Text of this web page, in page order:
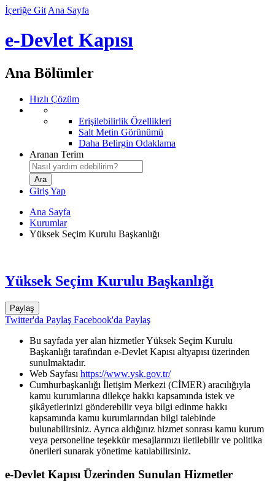
İçeriğe Git Ana Sayfa
e-Devlet Kapısı
Ana Bölümler
Hızlı Çözüm
Erişilebilirlik Özellikleri
Salt Metin Görünümü
Daha Belirgin Odaklama
Aranan Terim
Giriş Yap
Ana Sayfa
Kurumlar
Yüksek Seçim Kurulu Başkanlığı
Yüksek Seçim Kurulu Başkanlığı
Paylaş
Twitter'da Paylaş Facebook'da Paylaş
Bu sayfada yer alan hizmetler Yüksek Seçim Kurulu
Başkanlığı tarafından e-Devlet Kapısı altyapısı üzerinden
sunulmaktadır.
Web Sayfası https://www.ysk.gov.tr/
Cumhurbaşkanlığı İletişim Merkezi (CİMER) aracılığıyla
kamu kurumlarına dilekçe hakkı kapsamında istek ve
şikâyetlerinizi gönderebilir veya bilgi edinme hakkı
kapsamında kamu kurumlarından bilgi talebinde
bulunabilirsiniz. Ayrıca aldığınız hizmet sonrası kamu kurum
veya personeline teşekkür mesajlarınızı iletilebilir ve politika
önerileri sunarak yönetime katılabilirsiniz.
e-Devlet Kapısı Üzerinden Sunulan Hizmetler